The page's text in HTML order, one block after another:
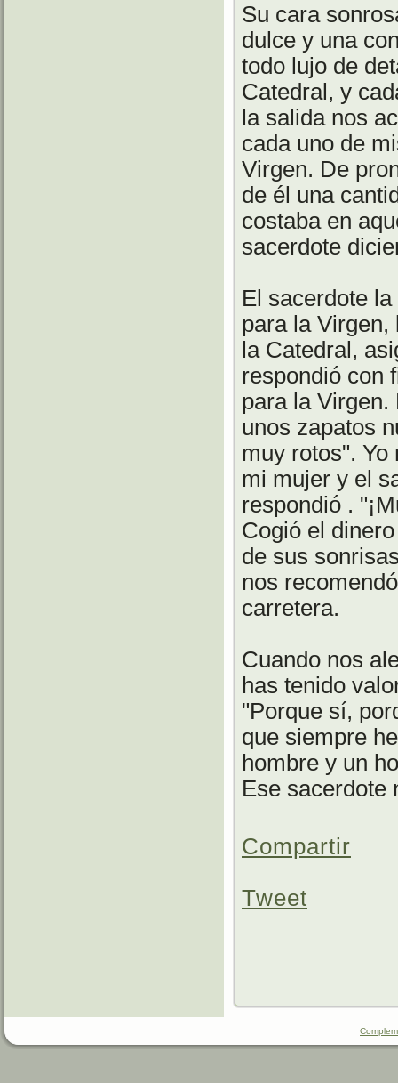
Su cara
dulce y una
todo lujo de
Catedral, y
la salida nos
cada uno de
Virgen. De
de él una
costaba en
sacerdote
El sacerdote
para la Virgen,
la Catedral,
respondió con
para la Virgen.
unos zapatos
muy rotos". Yo
mi mujer y el
respondió .
Cogió el
de sus
nos
carretera.
Cuando nos
has tenido
"Porque sí,
que siempre
hombre y un
Ese sacerdote
Compartir
Tweet